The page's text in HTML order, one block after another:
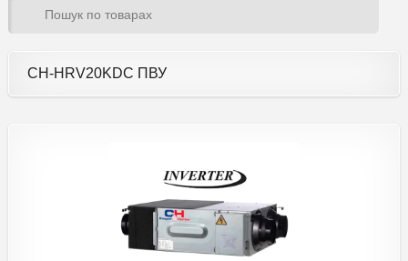
CH-HRV20KDC ПВУ